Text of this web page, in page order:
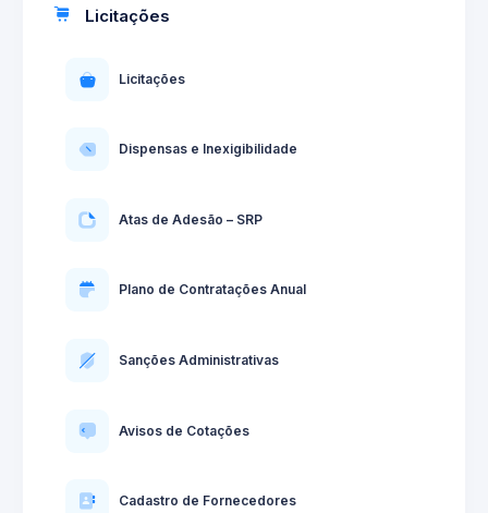
Licitações
Licitações
Dispensas e Inexigibilidade
Atas de Adesão – SRP
Plano de Contratações Anual
Sanções Administrativas
Avisos de Cotações
Cadastro de Fornecedores